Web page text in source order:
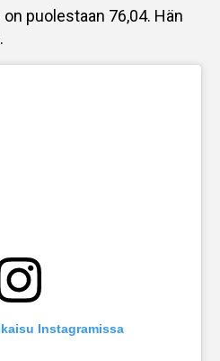
puolestaan 76,04. Hän
Instagramissa